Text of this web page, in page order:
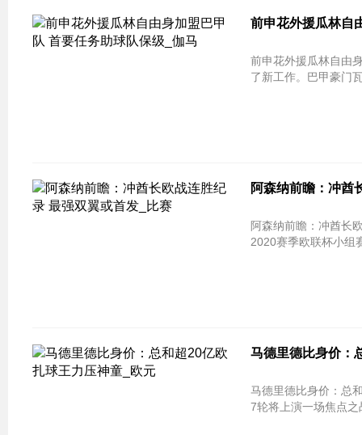
前申花外援瓜林自
前申花外援瓜林自由
了新工作。巴甲豪门
阿森纳前瞻：冲酋
阿森纳前瞻：冲酋长欧战连胜纪录
2020赛季欧联杯小组
马德里德比身价：
马德里德比身价：总和超20亿欧 扎球
7轮将上演一场焦点